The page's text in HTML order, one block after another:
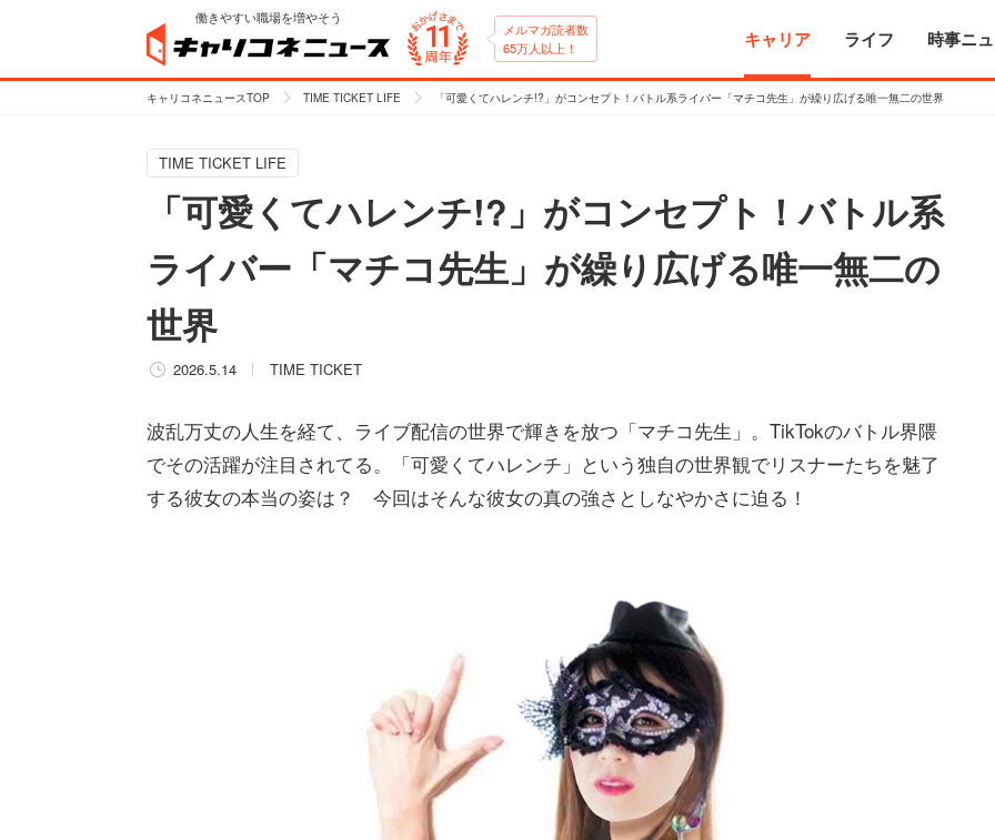
働きやすい職場を増やそう
メルマガ読者数
65万人以上！
キャリア ライフ 時事ニ
キャリコネニュースTOP TIME TICKET LIFE 「可愛くてハレンチ!?」がコンセプト！バトル系ライバー「マチコ先生」が繰り広げる唯一無二の世界
TIME TICKET LIFE
「可愛くてハレンチ!?」がコンセプト！バトル系
ライバー「マチコ先生」が繰り広げる唯一無二の
世界
2026.5.14 TIME TICKET
波乱万丈の人生を経て、ライブ配信の世界で輝きを放つ「マチコ先生」。TikTokのバトル界隈
でその活躍が注目されてる。「可愛くてハレンチ」という独自の世界観でリスナーたちを魅了
する彼女の本当の姿は？ 今回はそんな彼女の真の強さとしなやかさに迫る！